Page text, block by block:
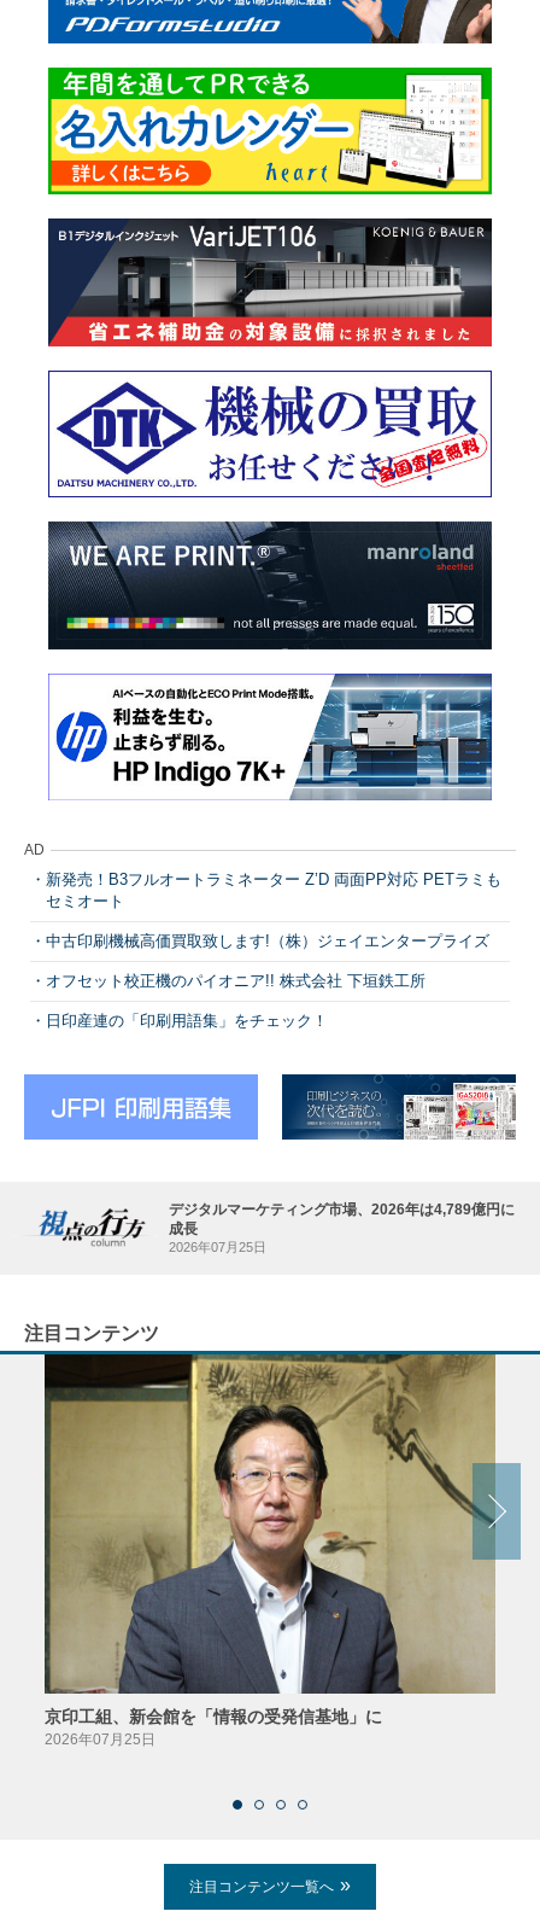
AD
新発売！B3フルオートラミネーター Z’D 両面PP対応 PETラミも
セミオート
中古印刷機械高価買取致します!（株）ジェイエンタープライズ
オフセット校正機のパイオニア!! 株式会社 下垣鉄工所
日印産連の「印刷用語集」をチェック！
デジタルマーケティング市場、2026年は4,789億円に
成長
2026年07月25日
注目コンテンツ
京印工組、新会館を「情報の受発信基地」に
2026年07月25日
注目コンテンツ一覧へ